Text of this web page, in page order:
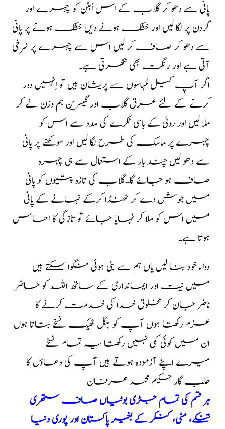
پانی سے دھو کر گلاب کے اس اُبٹن کو چہرے اور
گردن پر لگا لیں اور خشک ہونے دیں خشک ہونے پر پانی
سے دھو کر صاف کر لیں اس سے چہرے پر سُرخی
آتی ہے اور رنگت بھی نکھرتی ہے۔
اگر آپ کیل مُہاسوں سے پریشان ہیں تو اِنہیں دور
کرنے کے لئے عرقِ گلاب اور گلیسرین ہم وزن لے کر
ملا لیں اور روٹی کے باسی ٹکرے کی مدد سے اس کو
چہرے پر ماسک کی طرح لگا لیں اور سوکھنے پر پانی
سے دھو لیں چند بار کے استعمال سے ہی چہرہ
صاف ہو جائے گا۔گلاب کی تازہ پتیوں کو پانی
میں جوش دے کر ٹھنڈا کرکے نہانے کے پانی
میں اس کو ملا کر نہایا جائے تو تازگی کا احساس
ہوتا ہے۔
دواء خود بنا لیں یاں ہم سے بنی ہوئی منگوا سکتے ہیں
میں نیت اور ایمانداری کے ساتھ اللہ کو حاضر
ناضر جان کر مخلوق خدا کی خدمت کرنے کا
عزم رکھتا ہوں آپ کوبلکل ٹھیک نسخے بتاتا ہوں
ان میں کوئی کمی نہیں رکھتا یہ تمام نسخے
میرے اپنے آزمودہ ہوتے ہیں آپ کی دعاؤں کا
طلب گار حکیم محمد عرفان
ہر قسم کی تمام جڑی بوٹیاں صاف ستھری
تنکے، مٹی، کنکر کے بغیر پاکستان اور پوری دنیا